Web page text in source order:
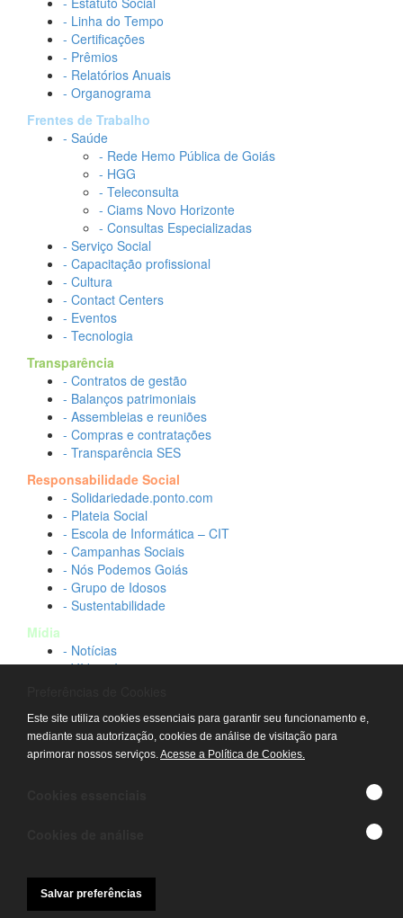
- Linha do Tempo
- Certificações
- Prêmios
- Relatórios Anuais
- Organograma
Frentes de Trabalho
- Saúde
- Rede Hemo Pública de Goiás
- HGG
- Teleconsulta
- Ciams Novo Horizonte
- Consultas Especializadas
- Serviço Social
- Capacitação profissional
- Cultura
- Contact Centers
- Eventos
- Tecnologia
Transparência
- Contratos de gestão
- Balanços patrimoniais
- Assembleias e reuniões
- Compras e contratações
- Transparência SES
Responsabilidade Social
- Solidariedade.ponto.com
- Plateia Social
- Escola de Informática – CIT
- Campanhas Sociais
- Nós Podemos Goiás
- Grupo de Idosos
- Sustentabilidade
Mídia
- Notícias
- Vídeos Institucionais
Contato
- Fale conosco
- Trabalhe conosco
Este site utiliza cookies essenciais para garantir seu funcionamento e,
mediante sua autorização, cookies de análise de visitação para
aprimorar nossos serviços.Acesse a Política de Cookies.
Salvar preferências